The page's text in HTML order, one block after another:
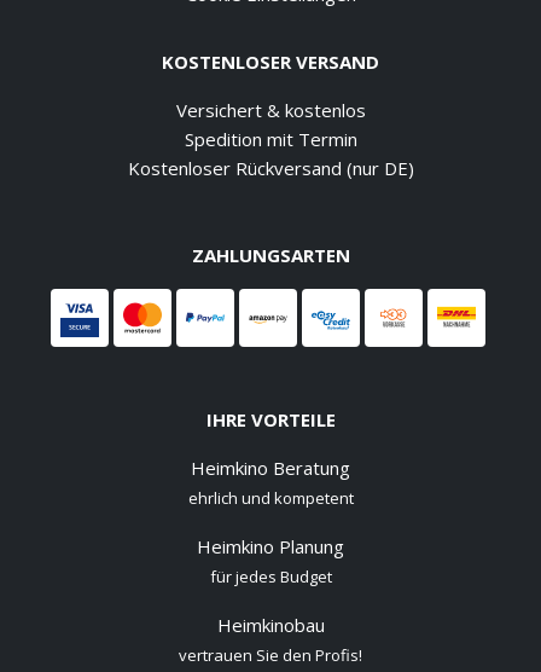
KOSTENLOSER VERSAND
Versichert & kostenlos
Spedition mit Termin
Kostenloser Rückversand (nur DE)
ZAHLUNGSARTEN
IHRE VORTEILE
Heimkino Beratung
ehrlich und kompetent
Heimkino Planung
für jedes Budget
Heimkinobau
vertrauen Sie den Profis!